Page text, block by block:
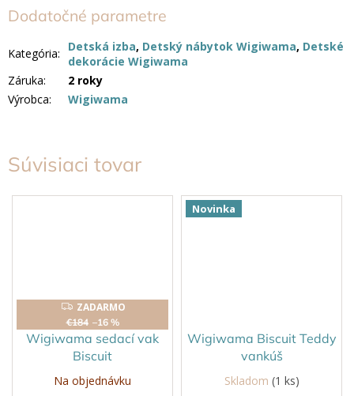
Súvisiaci tovar
ZADARMO
ZADARMO
€184 –16 %
Wigiwama sedací vak
Biscuit
Na objednávku
Novinka
Wigiwama Biscuit Teddy
vankúš
Skladom (1 ks)
Dodatočné parametre
Kategória: Detská izba, Detský nábytok Wigiwama, Detské
dekorácie Wigiwama
Záruka:
2 roky
Výrobca: Wigiwama